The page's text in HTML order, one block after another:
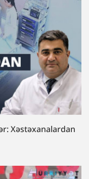
Xəstəxanalardan